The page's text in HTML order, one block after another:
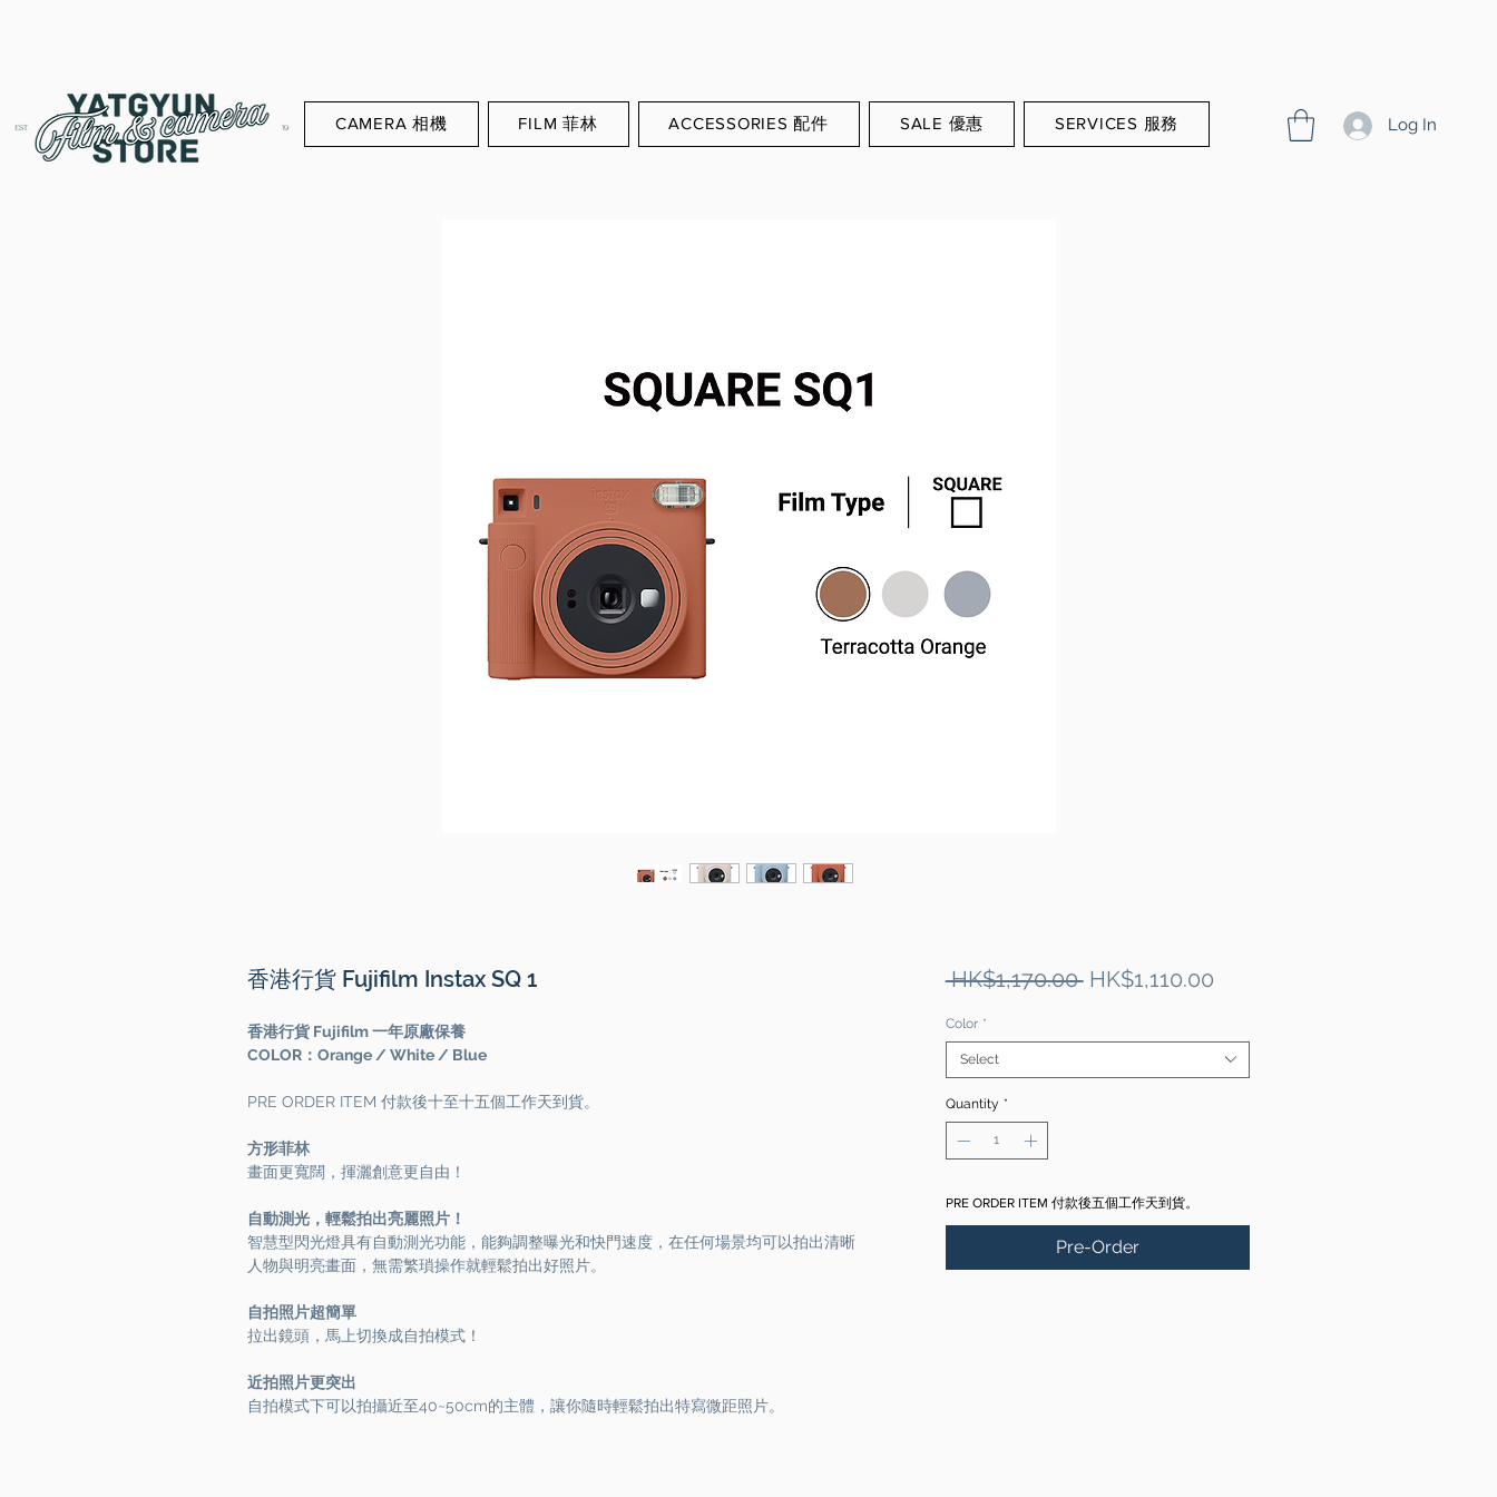
CAMERA 相機 FILM 菲林 ACCESSORIES 配件 SALE 優惠 SERVICES 服務 Log In
香港行貨 Fujifilm Instax SQ 1
香港行貨 Fujifilm 一年原廠保養
COLOR：Orange / White / Blue
PRE ORDER ITEM 付款後十至十五個工作天到貨。
方形菲林
畫面更寬闊，揮灑創意更自由！
自動測光，輕鬆拍出亮麗照片！
智慧型閃光燈具有自動測光功能，能夠調整曝光和快門速度，在任何場景均可以拍出清晰
人物與明亮畫面，無需繁瑣操作就輕鬆拍出好照片。
自拍照片超簡單
拉出鏡頭，馬上切換成自拍模式！
近拍照片更突出
自拍模式下可以拍攝近至40~50cm的主體，讓你隨時輕鬆拍出特寫微距照片。
HK$1,170.00 Regular
HK$1,110.00Sale
Color *
Select
Quantity *
PRE ORDER ITEM 付款後五個工作天到貨。
Pre-Order